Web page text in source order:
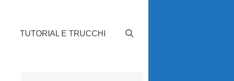
TUTORIAL E TRUCCHI